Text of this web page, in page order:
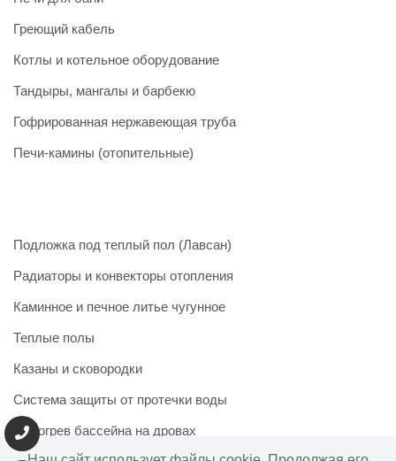
Греющий кабель
Котлы и котельное оборудование
Тандыры, мангалы и барбекю
Гофрированная нержавеющая труба
Печи-камины (отопительные)
Подложка под теплый пол (Лавсан)
Радиаторы и конвекторы отопления
Каминное и печное литье чугунное
Теплые полы
Казаны и сковородки
Система защиты от протечки воды
Подогрев бассейна на дровах